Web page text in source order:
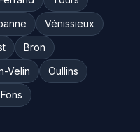
Vénissieux
Bron
Velin
Oullins